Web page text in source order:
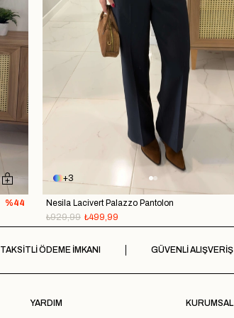
%44
3
Nesila Lacivert Palazzo Pantolon
₺499,99
₺929,99
TAKSİTLİ ÖDEME İMKANI GÜVENLİ ALIŞVERİŞ
YARDIM KURUMSAL